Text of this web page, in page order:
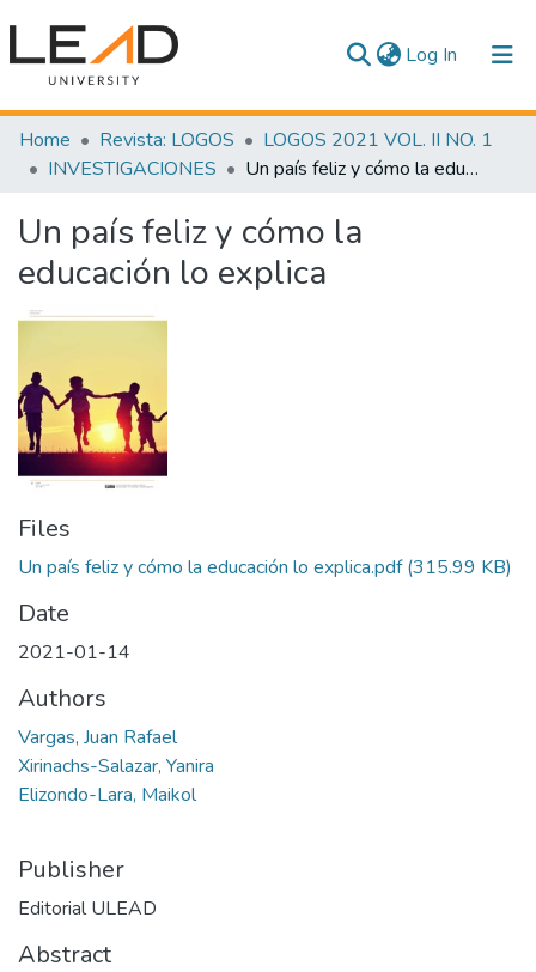
Log In (current)
Communities & Collections
All of DSpace
Statistics
Home Revista: LOGOS
LOGOS 2021 VOL. II NO. 1
INVESTIGACIONES
Un país feliz y cómo la educación lo explica
Un país feliz y cómo la
educación lo explica
Files
Un país feliz y cómo la educación lo explica.pdf(315.99 KB)
Date
2021-01-14
Authors
Vargas, Juan Rafael
Xirinachs-Salazar, Yanira
Elizondo-Lara, Maikol
Publisher
Editorial ULEAD
Abstract